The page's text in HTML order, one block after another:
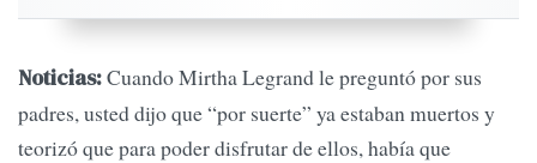
Noticias:Cuando Mirtha Legrand le preguntó por sus
padres, usted dijo que “por suerte” ya estaban muertos y
teorizó que para poder disfrutar de ellos, había que